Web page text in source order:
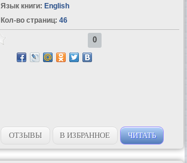
Язык книги: English
Кол-во страниц: 46
0
ОТЗЫВЫ В ИЗБРАННОЕ ЧИТАТЬ